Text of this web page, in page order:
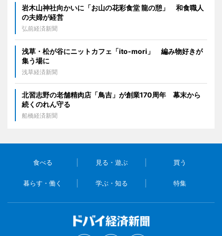
岩木山神社向かいに「お山の花彩食堂 龍の憩」 和食職人
の夫婦が経営
弘前経済新聞
浅草・松が谷にニットカフェ「ito-mori」 編み物好きが
集う場に
浅草経済新聞
北習志野の老舗精肉店「鳥吉」が創業170周年 幕末から
続くのれん守る
船橋経済新聞
食べる 見る・遊ぶ 買う
暮らす・働く 学ぶ・知る 特集